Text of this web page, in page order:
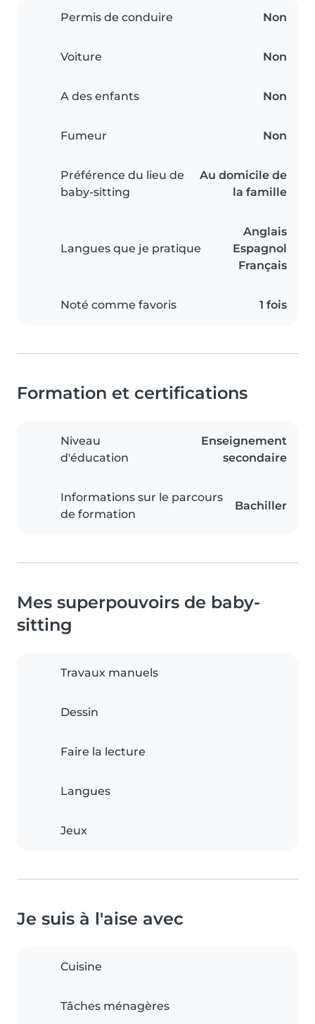
Permis de conduire Non
Voiture Non
A des enfants Non
Fumeur Non
Préférence du lieu de
baby-sitting
Au domicile de
la famille
Langues que je pratique
Anglais
Espagnol
Français
Noté comme favoris 1 fois
Formation et certifications
Niveau
d'éducation
Enseignement
secondaire
Informations sur le parcours
de formation
Bachiller
Mes superpouvoirs de baby-
sitting
Travaux manuels
Dessin
Faire la lecture
Langues
Jeux
Je suis à l'aise avec
Cuisine
Tâches ménagères